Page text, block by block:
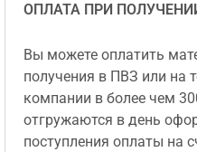
ОПЛАТА ПРИ
Вы можете оплатить
получения в ПВЗ или на
компании в более чем
отгружаются в день
поступления оплаты на